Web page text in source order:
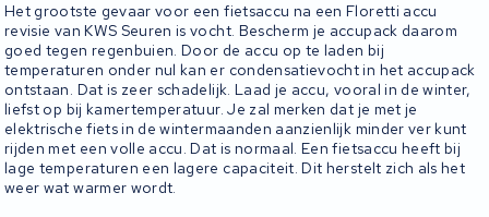
Het grootste gevaar voor een fietsaccu na een Floretti accu
revisie van KWS Seuren is vocht. Bescherm je accupack daarom
goed tegen regenbuien. Door de accu op te laden bij
temperaturen onder nul kan er condensatievocht in het accupack
ontstaan. Dat is zeer schadelijk. Laad je accu, vooral in de winter,
liefst op bij kamertemperatuur. Je zal merken dat je met je
elektrische fiets in de wintermaanden aanzienlijk minder ver kunt
rijden met een volle accu. Dat is normaal. Een fietsaccu heeft bij
lage temperaturen een lagere capaciteit. Dit herstelt zich als het
weer wat warmer wordt.